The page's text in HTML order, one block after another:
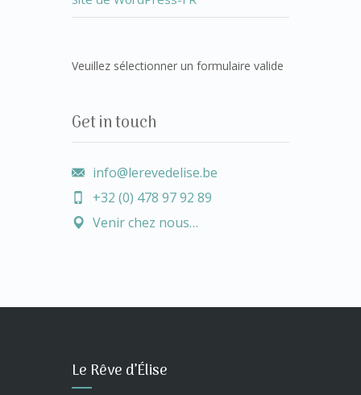
Veuillez sélectionner un formulaire valide
Get in touch
info@lerevedelise.be
+32 (0) 478 97 92 89
Venir chez nous…
Le Rêve d’Élise